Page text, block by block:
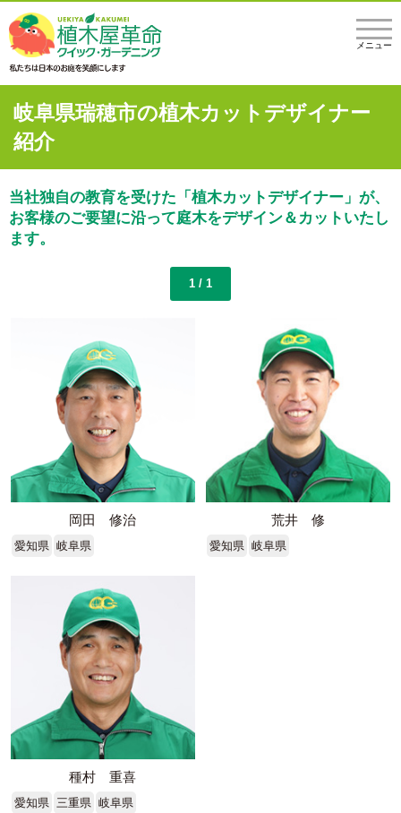
メニュー
岐阜県瑞穂市の植木カットデザイナー
紹介
当社独自の教育を受けた「植木カットデザイナー」が、
お客様のご要望に沿って庭木をデザイン＆カットいたし
ます。
1 / 1
岡田 修治
愛知県 岐阜県
荒井 修
愛知県 岐阜県
種村 重喜
愛知県 三重県 岐阜県